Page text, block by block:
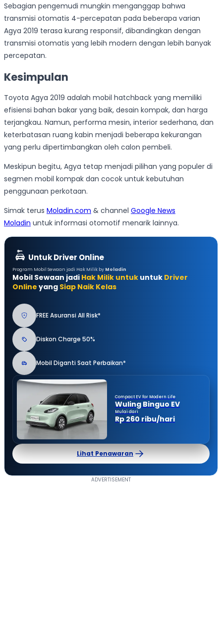
Sebagian pengemudi mungkin menganggap bahwa
transmisi otomatis 4-percepatan pada beberapa varian
Agya 2019 terasa kurang responsif, dibandingkan dengan
transmisi otomatis yang lebih modern dengan lebih banyak
percepatan.
Kesimpulan
Toyota Agya 2019 adalah mobil hatchback yang memiliki
efisiensi bahan bakar yang baik, desain kompak, dan harga
terjangkau. Namun, performa mesin, interior sederhana, dan
keterbatasan ruang kabin menjadi beberapa kekurangan
yang perlu dipertimbangkan oleh calon pembeli.
Meskipun begitu, Agya tetap menjadi pilihan yang populer di
segmen mobil kompak dan cocok untuk kebutuhan
penggunaan perkotaan.
Simak terus Moladin.com & channel Google News
Moladin untuk informasi otomotif menarik lainnya.
Untuk Driver Online
Program Mobil Sewaan jadi Hak Milik by Moladin
Mobil Sewaan jadi Hak Milik untuk untuk Driver
Online yang Siap Naik Kelas
FREE Asuransi All Risk*
Diskon Charge 50%
Mobil Diganti Saat Perbaikan*
Compact EV for Modern Life
Wuling Binguo EV
Mulai dari
Rp 260 ribu/hari
Lihat Penawaran